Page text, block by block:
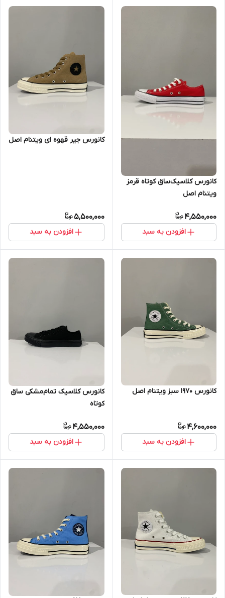
کانورس کلاسیک‌ساق کوتاه قرمز
ویتنام اصل
4,550,000
افزودن به سبد
کانورس جیر قهوه ای ویتنام اصل
5,500,000
افزودن به سبد
کانورس ۱۹۷۰ سبز ویتنام اصل
4,600,000
افزودن به سبد
کانورس کلاسیک تمام‌مشکی ساق
کوتاه
4,550,000
افزودن به سبد